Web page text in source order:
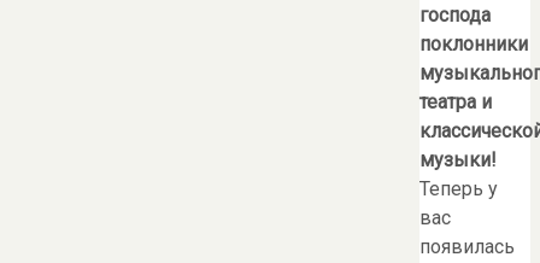
господа
поклонники
театра и
музыки!
Теперь у
вас
появилась